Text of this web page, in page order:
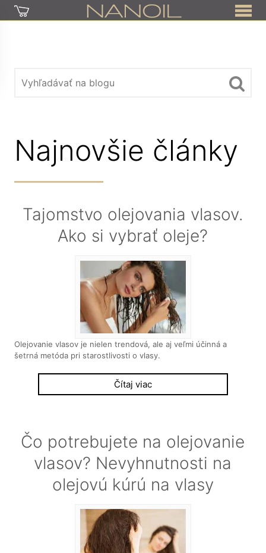
Najnovšie články
Tajomstvo olejovania vlasov.
Ako si vybrať oleje?
Olejovanie vlasov je nielen trendová, ale aj veľmi účinná a
šetrná metóda pri starostlivosti o vlasy.
Čítaj viac
Čo potrebujete na olejovanie
vlasov? Nevyhnutnosti na
olejovú kúrú na vlasy